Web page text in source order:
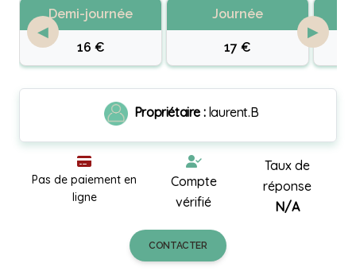
◀
Demi-journée
16 €
Journée
17 €
▶
Propriétaire :laurent.B
Pas de paiement en
ligne
Compte
vérifié
Taux de
réponse
N/A
CONTACTER